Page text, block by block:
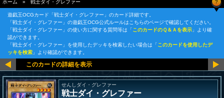
ホーム » 戦士ダイ・グレファー ?
遊戯王OCGカード「戦士ダイ・グレファー」のカード詳細です。
「戦士ダイ・グレファー」の遊戯王OCG公式ルールはこちらのページで確認してください。
「戦士ダイ・グレファー」の使い方に関する質問等は「このカードのＱ＆Ａを表示 」より確
認ができます。
「戦士ダイ・グレファー」を使用したデッキを検索したい場合は「このカードを使用したデ
ッキを検索 」より確認ができます。
せんしダイ・グレファー
戦士ダイ・グレファー